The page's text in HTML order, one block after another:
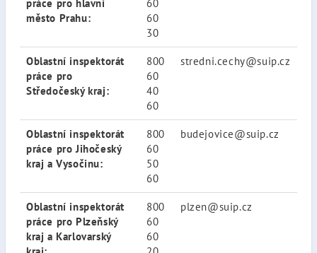
práce pro hlavní
město Prahu:
60
60
30
Oblastní inspektorát
práce pro
Středočeský kraj:
800
60
40
60
stredni.cechy@suip.cz
Oblastní inspektorát
práce pro Jihočeský
kraj a Vysočinu:
800
60
50
60
budejovice@suip.cz
Oblastní inspektorát
práce pro Plzeňský
kraj a Karlovarský
800
60
60
plzen@suip.cz